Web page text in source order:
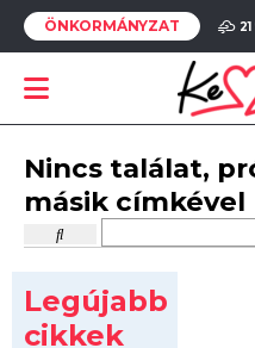
ÖNKORMÁNYZAT 21
Nincs találat,
másik címkével
Legújabb
cikkek